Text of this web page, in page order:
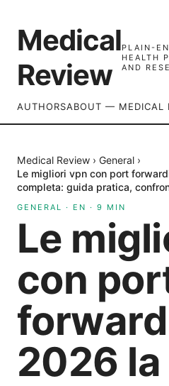
Medical
Review
PLAIN-
HEALTH
AND
AUTHORSABOUT — MEDICAL
Medical Review › General ›
Le migliori vpn con port
completa: guida pratica,
GENERAL · EN · 9 MIN
Le
con
2026